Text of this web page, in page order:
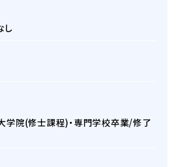
し
学院(修士課程)・専門学校卒業/修了